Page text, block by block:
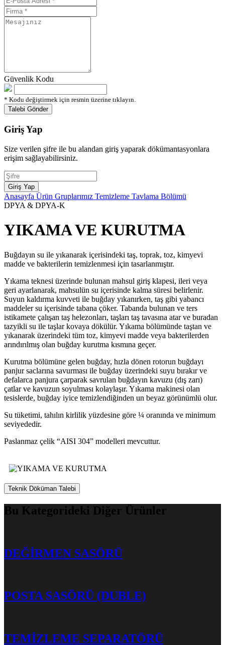
Güvenlik Kodu
* Kodu değiştirmek için resmin üzerine tıklayın.
Giriş Yap
Size verilen şifre ile bu alandan giriş yaparak dökümantasyonlara
erişim sağlayabilirsiniz.
Anasayfa Ürün Gruplarımız Temizleme Tavlama Bölümü
DPYA & DPYA-K
YIKAMA VE KURUTMA
Buğdayın su ile yıkanarak içerisindeki taş, toprak, toz, kimyevi
madde ve bakterilerin temizlenmesi için tasarlanmıştır.
Yıkama teknesi üzerinde bulunan mahsul giriş klapesi, ileri veya
geri ayarlanarak, mahsulün su içerisinde kalma süresi belirlenir.
Suyun kaldırma kuvveti ile buğday yıkanırken, taş gibi yabancı
maddeler su içerisinde tabana çöker. Tabanda bulunan ve ters
istikamete çalışan taş helezonları, taşları taş tavasına atar ve buradan
tazyikli su ile taşlar kovaya dökülür. Yıkama bölümünde taştan ve
yıkanarak üzerindeki tüm toz, kimyevi madde veya bakterilerden
arındırılmış olan buğday kurutma kısmına geçer.
Kurutma bölümüne gelen buğday, hızla dönen rotorun buğdayı
panjur saclarına savurması ile buğday üzerindeki suyu bırakır ve
defalarca panjura çarparak savrulan buğdayın kavuzu (dış zarı)
çatlar ve kavuzun soyulması kolaylaşır. Yıkama makinesi olan
tesislerde, buğday iyice temizlendiğinden un beyaz görünümlü olur.
Su tüketimi, tahılın kirlilik yüzdesine göre ¼ oranında ve minimum
seviyededir.
Paslanmaz çelik “AISI 304” modelleri mevcuttur.
Teknik Döküman Talebi
Bu Kategorideki Diğer Ürünler
DEĞİRMEN SASÖRÜ
POSTA SASÖRÜ (DUBLE)
TEMİZLEME SEPARATÖRÜ